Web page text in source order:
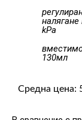
налягане
kPa
130мл
Средна цена: